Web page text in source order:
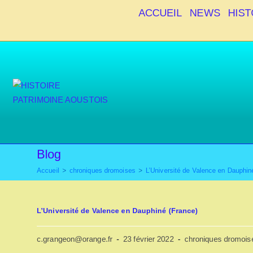
ACCUEIL NEWS
Blog
Accueil > chroniques dromoises > L’Université de Valence en
L’Université de Valence en Dauphiné (France)
Auteur/autrice
c.grangeon@orange.fr
Publication
23 février 2022
Post
chroniques